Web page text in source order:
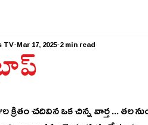
TV Mar 17, 2025 2 min read
క్రితం చదివిన ఒక చిన్న వార్త ...